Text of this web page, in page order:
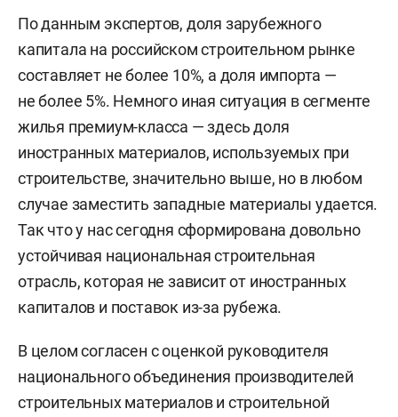
По данным экспертов, доля зарубежного
капитала на российском строительном рынке
составляет не более 10%, а доля импорта —
не более 5%. Немного иная ситуация в сегменте
жилья премиум-класса — здесь доля
иностранных материалов, используемых при
строительстве, значительно выше, но в любом
случае заместить западные материалы удается.
Так что у нас сегодня сформирована довольно
устойчивая национальная строительная
отрасль, которая не зависит от иностранных
капиталов и поставок из-за рубежа.
В целом согласен с оценкой руководителя
национального объединения производителей
строительных материалов и строительной